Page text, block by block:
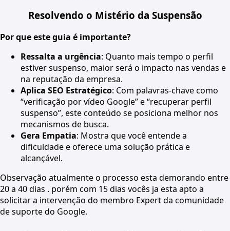
Resolvendo o Mistério da Suspensão
Por que este guia é importante?
Ressalta a urgência: Quanto mais tempo o perfil
estiver suspenso, maior será o impacto nas vendas e
na reputação da empresa.
Aplica SEO Estratégico: Com palavras-chave como
“verificação por vídeo Google” e “recuperar perfil
suspenso”, este conteúdo se posiciona melhor nos
mecanismos de busca.
Gera Empatia: Mostra que você entende a
dificuldade e oferece uma solução prática e
alcançável.
Observação atualmente o processo esta demorando entre
20 a 40 dias . porém com 15 dias vocês ja esta apto a
solicitar a intervenção do membro Expert da comunidade
de suporte do Google.